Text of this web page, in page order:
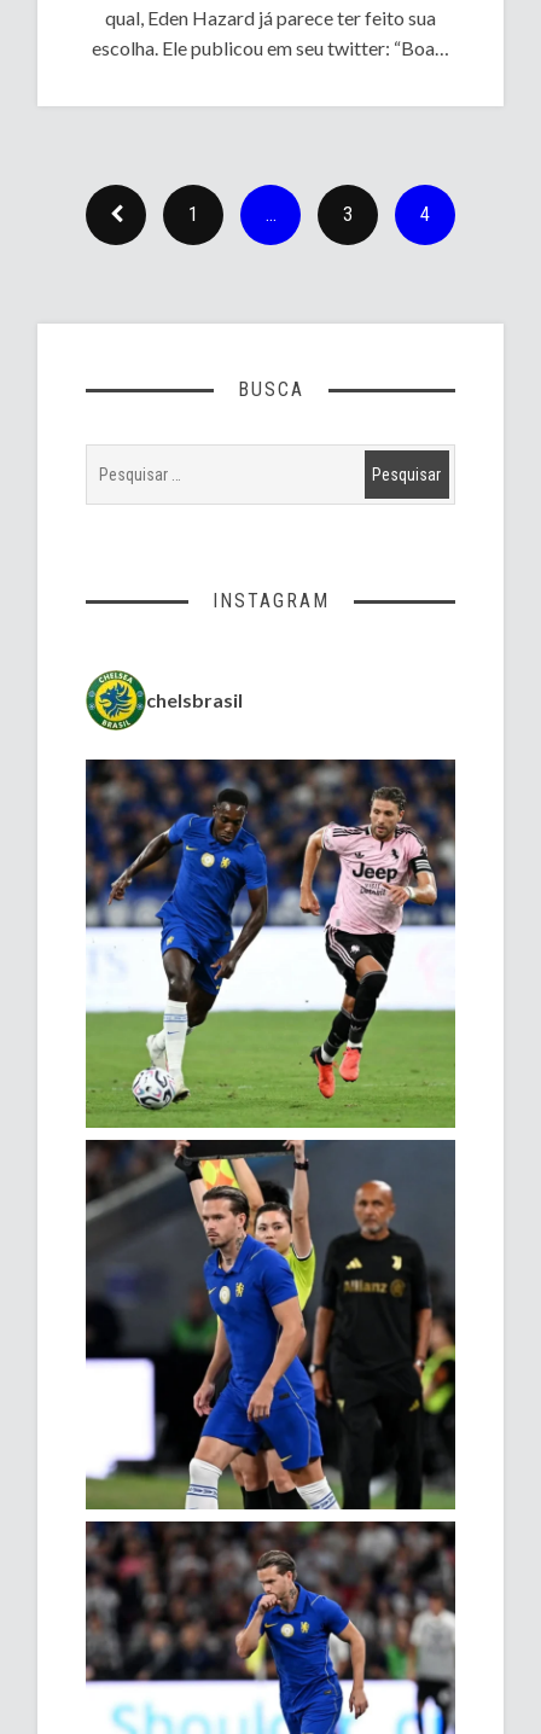
qual, Eden Hazard já parece ter feito sua
escolha. Ele publicou em seu twitter: “Boa…
1 … 3 4
BUSCA
INSTAGRAM
chelsbrasil